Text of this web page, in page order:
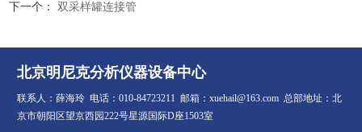
下一个： 双采样罐连接管
北京明尼克分析仪器设备中心
联系人：薛海玲 电话：010-84723211 邮箱：xuehail@163.com 总部地址：北
京市朝阳区望京西园222号星源国际D座1503室